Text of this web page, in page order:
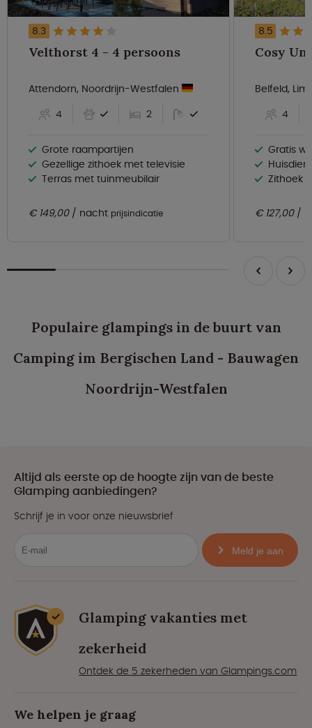
8.3
Velthorst 4 - 4 persoons
Attendorn, Noordrijn-Westfalen
4
2
Grote raampartijen
Gezellige zithoek met televisie
Terras met tuinmeubilair
€ 149,00 nacht prijsindicatie
8.5
Belfeld,
4
Gratis
Zithoek
€ 127,00
Populaire glampings in de buurt van
Camping im Bergischen Land - Bauwagen
Noordrijn-Westfalen
Altijd als eerste op de hoogte zijn van de beste
Glamping aanbiedingen?
Schrijf je in voor onze nieuwsbrief
Meld je aan
Glamping vakanties met
zekerheid
Ontdek de 5 zekerheden van Glampings.com
We helpen je graag